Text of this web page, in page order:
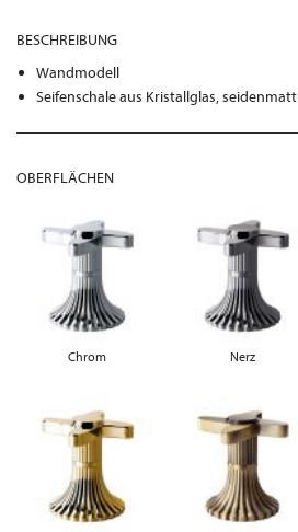
BESCHREIBUNG
Wandmodell
Seifenschale aus Kristallglas, seidenmatt
OBERFLÄCHEN
Chrom Nerz